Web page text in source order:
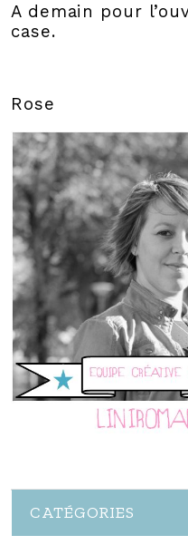
A demain pour
case.
Rose
CATÉGORIES